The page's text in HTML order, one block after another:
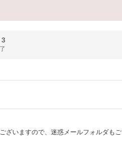
3
ざいますので、迷惑メールフォルダもご